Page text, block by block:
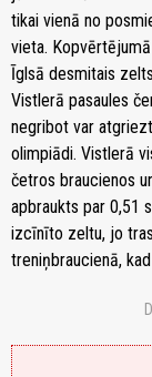
tikai vienā no
vieta.
Īglsā desmitais
Vistlerā pasaules
negribot var
olimpiādi. Vistlerā
četros braucienos
apbraukts par 0,51
izcīnīto zeltu, jo
treniņbraucienā,